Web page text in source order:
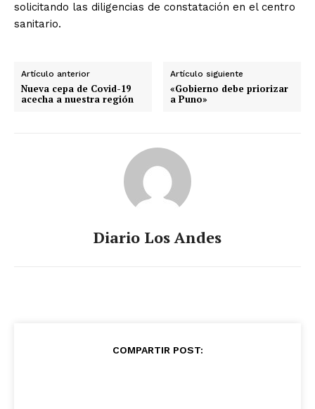
solicitando las diligencias de constatación en el centro
sanitario.
Artículo anterior
Nueva cepa de Covid-19
acecha a nuestra región
Artículo siguiente
«Gobierno debe priorizar
a Puno»
Diario Los Andes
COMPARTIR POST: